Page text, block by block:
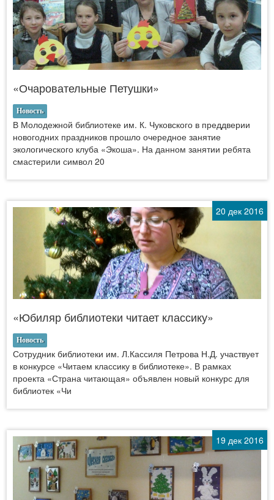
«Очаровательные Петушки»
Новость
В Молодежной библиотеке им. К. Чуковского в преддверии
новогодних праздников прошло очередное занятие
экологического клуба «Экоша». На данном занятии ребята
смастерили символ 20
20 дек 2016
«Юбиляр библиотеки читает классику»
Новость
Сотрудник библиотеки им. Л.Кассиля Петрова Н.Д. участвует
в конкурсе «Читаем классику в библиотеке». В рамках
проекта «Страна читающая» объявлен новый конкурс для
библиотек «Чи
19 дек 2016